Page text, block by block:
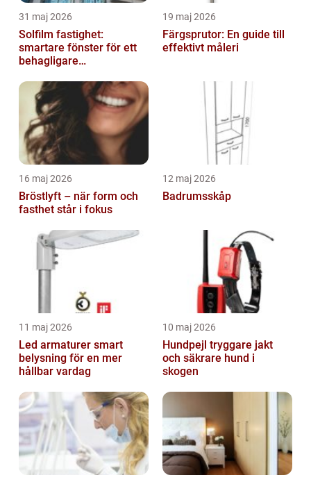
31 maj 2026
Solfilm fastighet:
smartare fönster för ett
behagligare
19 maj 2026
Färgsprutor: En guide till
effektivt måleri
16 maj 2026
Bröstlyft – när form och
fasthet står i fokus
12 maj 2026
Badrumsskåp
11 maj 2026
Led armaturer smart
belysning för en mer
hållbar vardag
10 maj 2026
Hundpejl tryggare jakt
och säkrare hund i
skogen